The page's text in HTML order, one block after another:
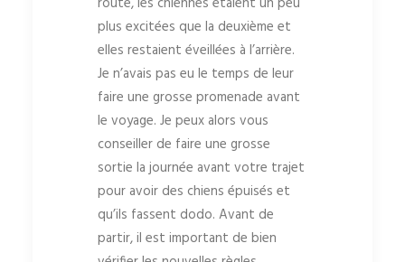
plus excitées que la deuxième et
elles restaient éveillées à l’arrière.
Je n’avais pas eu le temps de leur
faire une grosse promenade avant
le voyage. Je peux alors vous
conseiller de faire une grosse
sortie la journée avant votre trajet
pour avoir des chiens épuisés et
qu’ils fassent dodo. Avant de
partir, il est important de bien